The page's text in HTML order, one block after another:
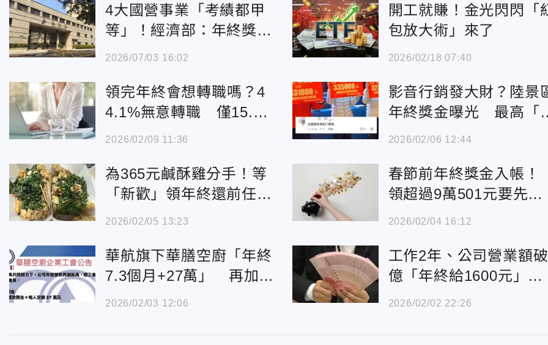
4大國營事業「考績都甲
等」！經濟部：年終獎金
最高4.4個月
2026/07/03 16:02
開工就賺！金光閃閃「
包放大術」來了
2026/02/18 07:40
領完年終會想轉職嗎？4
4.1%無意轉職 僅15.5%
考慮換跑道
2026/02/09 11:36
影音行銷發大財？陸景
年終獎金曝光 最高「
2百萬」網咋舌
2026/02/06 12:44
為365元鹹酥雞分手！等
「新歡」領年終還前任
錢 當事男被轟爆
2026/02/05 13:23
春節前年終獎金入帳
領超過9萬501元要先扣
稅
2026/02/04 16:12
華航旗下華膳空廚「年終
7.3個月+27萬」 再加薪
1600
2026/02/03 12:06
工作2年、公司營業額破
億「年終給1600元」
網嘆：有就不錯了
2026/02/02 22:26